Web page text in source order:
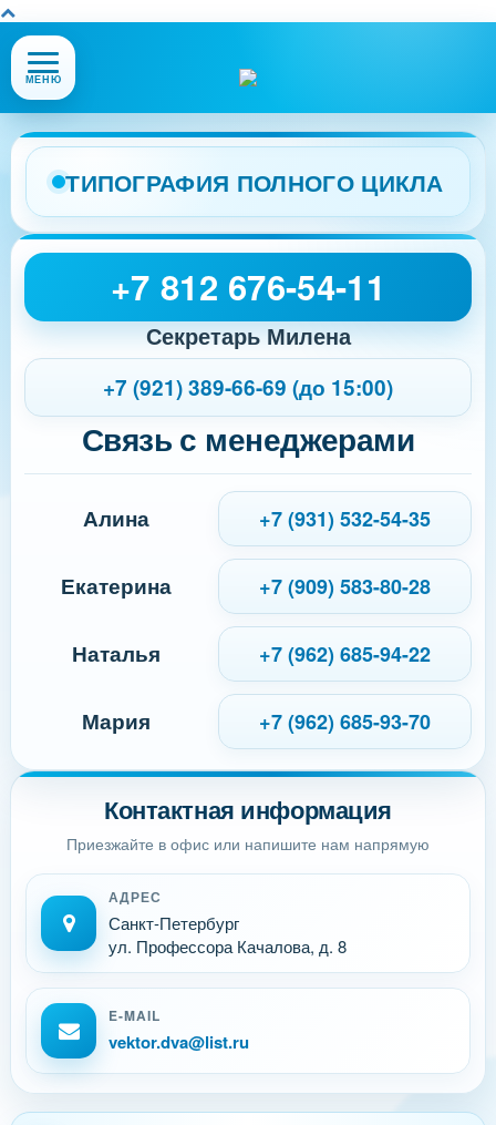
Открыть
или
меню
сайта
МЕНЮ
ТИПОГРАФИЯ ПОЛНОГО ЦИКЛА
Контактная информация
Приезжайте в офис или напишите нам напрямую
АДРЕС
Санкт-Петербург
ул. Профессора Качалова, д. 8
E-MAIL
vektor.dva@list.ru
+7 812 676-54-11
Секретарь Милена
+7 (921) 389-66-69 (до 15:00)
Связь с менеджерами
Алина +7 (931) 532-54-35
Екатерина +7 (909) 583-80-28
Наталья +7 (962) 685-94-22
Мария +7 (962) 685-93-70